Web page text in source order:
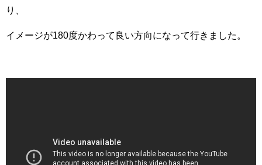
り、
イメージが180度かわって良い方向になって行きました。